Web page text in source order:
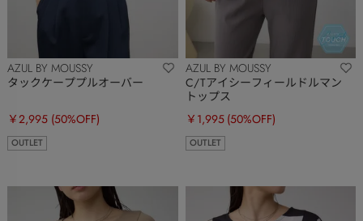
AZUL BY MOUSSY
タックケーププルオーバー
￥2,995 (50%OFF)
OUTLET
AZUL BY MOUSSY
C/Tアイシーフィールドルマン
トップス
￥1,995 (50%OFF)
OUTLET